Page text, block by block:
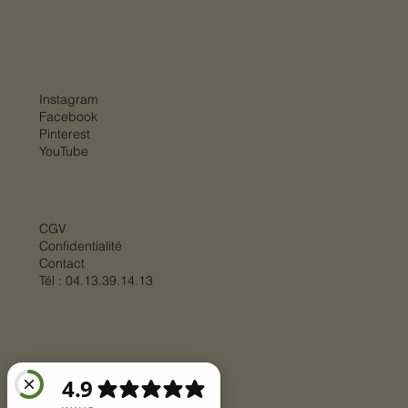
CGV
Confidentialité
Contact
Tél : 04.13.39.14.13
Instagram
Facebook
Pinterest
YouTube
© 2025 parBIGSTEP